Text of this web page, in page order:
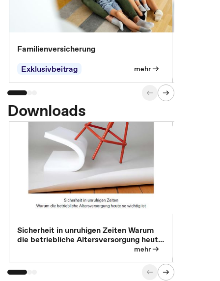
Familienversicherung
Exklusivbeitrag
mehr
Downloads
Sicherheit in unruhigen Zeiten Warum
die betriebliche Altersversorgung heute
mehr